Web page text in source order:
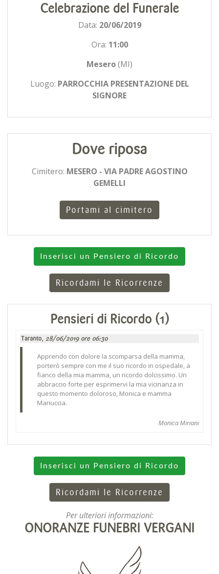
Celebrazione del Funerale
Data: 20/06/2019
Ora: 11:00
Mesero(MI)
Luogo: PARROCCHIA PRESENTAZIONE DEL
SIGNORE
Dove riposa
Cimitero: MESERO - VIA PADRE AGOSTINO
GEMELLI
Portami al cimitero
Inserisci un Pensiero di Ricordo
Ricordami le Ricorrenze
Pensieri di Ricordo (1)
Taranto, 28/06/2019 ore 06:30
Apprendo con dolore la scomparsa della mamma,
porterò sempre con me il suo ricordo in ospedale, a
fianco della mia mamma, un ricordo dolcissimo. Un
abbraccio forte per esprimervi la mia vicinanza in
questo momento doloroso, Monica e mamma
Mariuccia.
Monica Miriani
Inserisci un Pensiero di Ricordo
Ricordami le Ricorrenze
Per ulteriori informazioni:
ONORANZE FUNEBRI VERGANI